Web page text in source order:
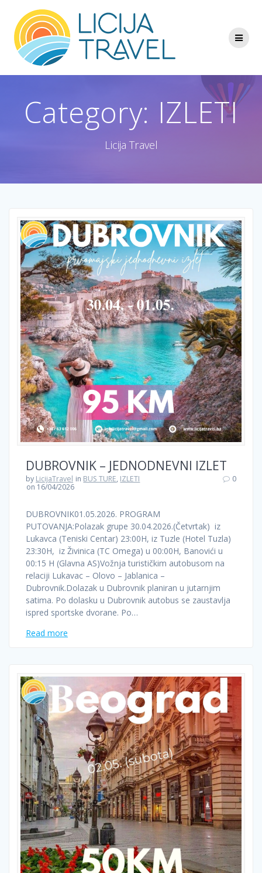
to
content
Category: IZLETI
Licija Travel
DUBROVNIK – JEDNODNEVNI IZLET
by LicijaTravel in BUS TURE, IZLETI
on 16/04/2026
0
DUBROVNIK01.05.2026. PROGRAM
PUTOVANJA:Polazak grupe 30.04.2026.(Četvrtak) iz
Lukavca (Teniski Centar) 23:00H, iz Tuzle (Hotel Tuzla)
23:30H, iz Živinica (TC Omega) u 00:00H, Banovići u
00:15 H (Glavna AS)Vožnja turističkim autobusom na
relaciji Lukavac – Olovo – Jablanica –
Dubrovnik.Dolazak u Dubrovnik planiran u jutarnjim
satima. Po dolasku u Dubrovnik autobus se zaustavlja
ispred sportske dvorane. Po…
Read more